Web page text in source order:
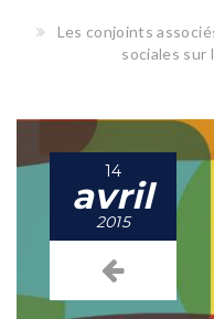
Les conjoints
sociales sur
14
avril
2015